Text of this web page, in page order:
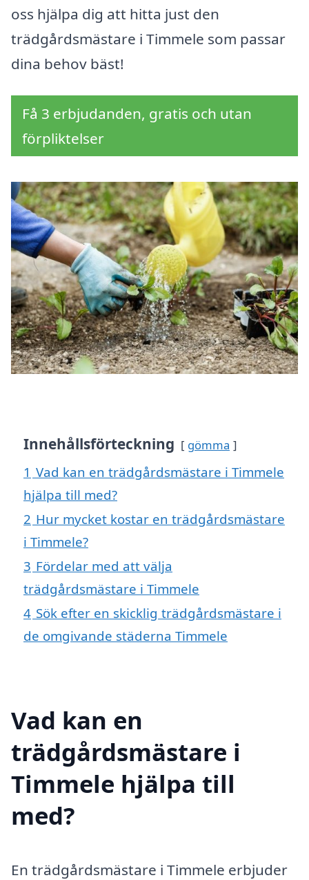
oss hjälpa dig att hitta just den
trädgårdsmästare i Timmele som passar
dina behov bäst!
Få 3 erbjudanden, gratis och utan
förpliktelser
Innehållsförteckning gömma
1 Vad kan en trädgårdsmästare i Timmele
hjälpa till med?
2 Hur mycket kostar en trädgårdsmästare
i Timmele?
3 Fördelar med att välja
trädgårdsmästare i Timmele
4 Sök efter en skicklig trädgårdsmästare i
de omgivande städerna Timmele
Vad kan en
trädgårdsmästare i
Timmele hjälpa till
med?
En trädgårdsmästare i Timmele erbjuder